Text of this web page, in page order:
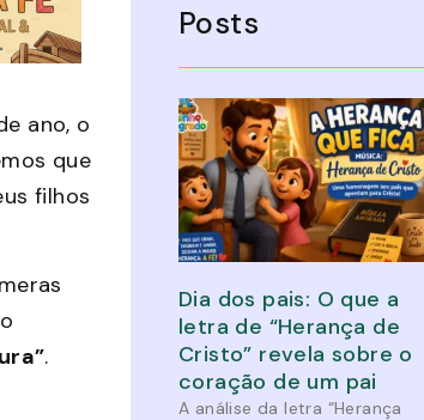
ano, o
que
filhos
.
Posts
Dia dos pais: O que a
letra de “Herança de
Cristo” revela sobre o
coração de um pai
A análise da letra “Herança